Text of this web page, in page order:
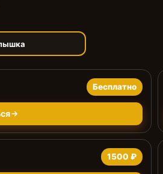
Бесплатно
1500 ₽